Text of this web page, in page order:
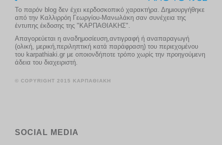
Το παρόν blog δεν έχει κερδοσκοπικό χαρακτήρα. Δημιουργήθηκε
από την Καλλιρρόη Γεωργίου-Μανωλάκη σαν συνέχεια της
έντυπης έκδοσης της "ΚΑΡΠΑΘΙΑΚΗΣ".
Απαγορεύεται η αναδημοσίευση,αντιγραφή ή αναπαραγωγή
(ολική, μερική,περιληπτική κατά παράφραση) του περιεχομένου
του karpathiaki.gr με οποιονδήποτε τρόπο χωρίς την προηγούμενη
άδεια του διαχειριστή.
© COPYRIGHT 2015 ΚΑΡΠΑΘΙΑΚΗ
SOCIAL MEDIA